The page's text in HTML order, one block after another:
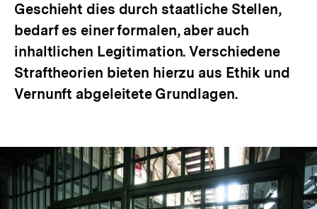
Geschieht dies durch staatliche Stellen,
bedarf es einer formalen, aber auch
inhaltlichen Legitimation. Verschiedene
Straftheorien bieten hierzu aus Ethik und
Vernunft abgeleitete Grundlagen.